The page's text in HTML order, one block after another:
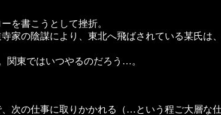
を書こうとして挫折。
の陰謀により、東北へ飛ばされている某氏は
東ではいつやるのだろう…。
の仕事に取りかかれる（…という程ご大層な仕